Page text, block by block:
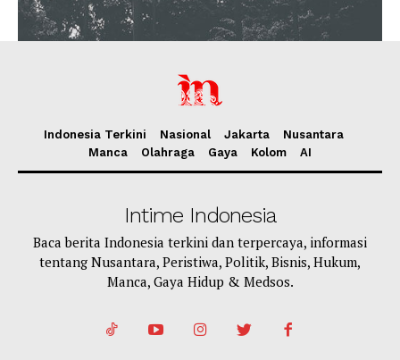
Indonesia Terkini Nasional Jakarta
Nusantara
Manca
Olahraga Gaya Kolom AI
Intime Indonesia
Baca berita Indonesia terkini dan terpercaya, informasi
tentang Nusantara, Peristiwa, Politik, Bisnis, Hukum,
Manca, Gaya Hidup & Medsos.